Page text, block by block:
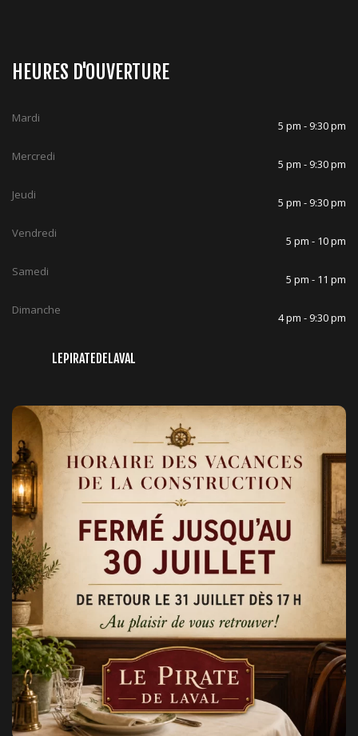
HEURES D'OUVERTURE
Mardi
5 pm - 9:30 pm
Mercredi
5 pm - 9:30 pm
Jeudi
5 pm - 9:30 pm
Vendredi
5 pm - 10 pm
Samedi
5 pm - 11 pm
Dimanche
4 pm - 9:30 pm
LEPIRATEDELAVAL